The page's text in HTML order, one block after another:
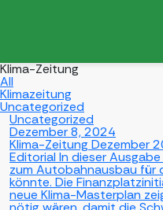
Klima-Zeitung
All
Klimazeitung
Uncategorized
Uncategorized
Dezember 8, 2024
Klima-Zeitung Dezember
Editorial In dieser
zum Autobahnausbau für
könnte. Die
neue Klima-Masterplan